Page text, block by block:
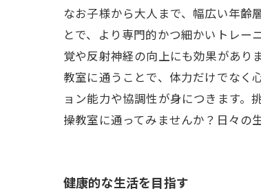
なお子様から大人まで、幅広い年齢
とで、より専門的かつ細かいトレー
覚や反射神経の向上にも効果があり
教室に通うことで、体力だけでなく
ョン能力や協調性が身につきます。
操教室に通ってみませんか？日々の
健康的な生活を目指す